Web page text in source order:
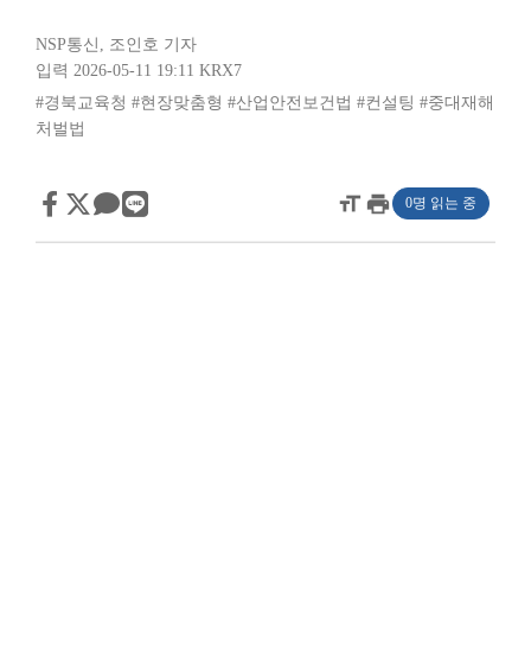
NSP통신 , 조인호 기자
입력 2026-05-11 19:11 KRX7
#경북교육청 #현장맞춤형 #산업안전보건법 #컨설팅 #중대재해
처벌법
format_sizeprint 0명 읽는 중